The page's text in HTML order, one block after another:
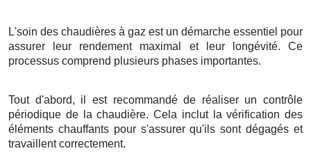
L'soin des chaudières à gaz est un démarche essentiel pour
assurer leur rendement maximal et leur longévité. Ce
processus comprend plusieurs phases importantes.
Tout d'abord, il est recommandé de réaliser un contrôle
périodique de la chaudière. Cela inclut la vérification des
éléments chauffants pour s'assurer qu'ils sont dégagés et
travaillent correctement.